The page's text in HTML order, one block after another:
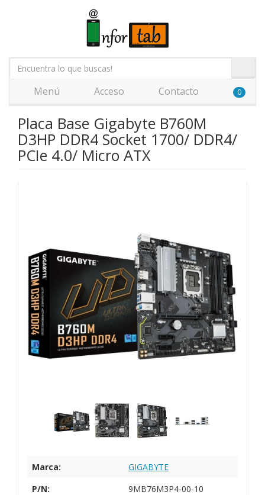
Menú Acceso Contacto 0
Placa Base Gigabyte B760M
D3HP DDR4 Socket 1700/ DDR4/
PCIe 4.0/ Micro ATX
Marca:
GIGABYTE
P/N:
9MB76M3P4-00-10